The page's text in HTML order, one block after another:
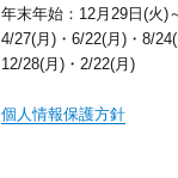
年末年始：12月29日(火)
4/27(月)・6/22(月)・8/
12/28(月)・2/22(月)
個人情報保護方針